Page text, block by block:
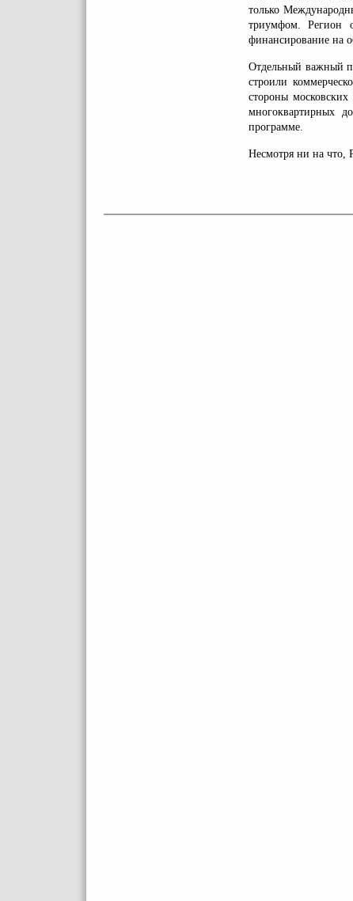
только
триумфом. Регион
финансирование на
Отдельный важный
строили
стороны
многоквартирных
программе.
Несмотря ни на что,